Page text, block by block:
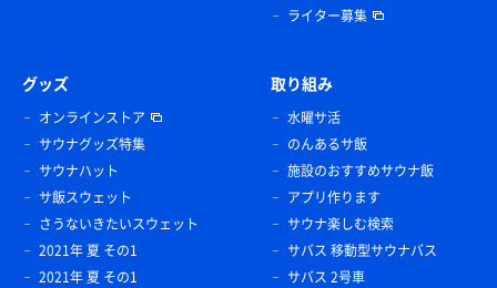
ライター募集
グッズ
オンラインストア
サウナグッズ特集
サウナハット
サ飯スウェット
さうないきたいスウェット
2021年 夏 その1
2021年 夏 その1
取り組み
水曜サ活
のんあるサ飯
施設のおすすめサウナ飯
アプリ作ります
サウナ楽しむ検索
サバス 移動型サウナバス
サバス 2号車